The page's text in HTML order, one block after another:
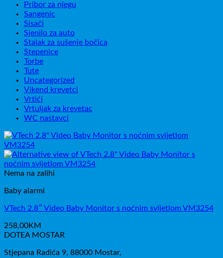
Pribor za njegu
Sangenic
Sisači
Sjenilo za auto
Stalak za sušenje bočica
Stepenice
Torbe
Tute
Uncategorized
Vikend krevetci
Vrtići
Vrtuljak za krevetac
WC nastavci
Nema na zalihi
Baby alarmi
VTech 2.8″ Video Baby Monitor s noćnim svijetlom VM3254
258,00KM
DOTEA MOSTAR
Stjepana Radića 9, 88000 Mostar,